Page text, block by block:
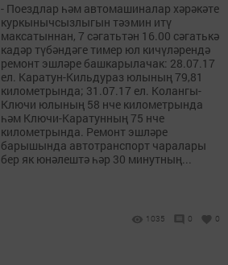
- Поездлар һәм автомашиналар хәрәкәте
куркынычсызлыгын тәэмин итү
максатыннан, 7 сәгатьтән 16.00 сәгатькә
кадәр түбәндәге тимер юл кичүләрендә
ремонт эшләре башкарылачак: 28.07.17
ел. Каратун-Кильдураз юлының 79,81
километрында; 31.07.17 ел. Колангы-
Ключи юлының 58 нче километрында
һәм Ключи-Каратунның 75 нче
километрында. Ремонт эшләре
барышында автотранспорт чаралары
бер як юнәлештә һәр 30 минутның...
1035 0 0